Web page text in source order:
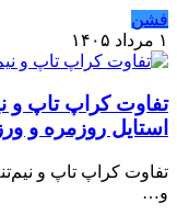
فشن
۱ مرداد ۱۴۰۵
تفاوت کراپ تاپ و
استایل روزمره و
تفاوت کراپ تاپ و
و…